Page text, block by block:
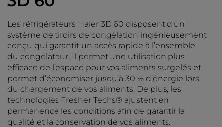
Les réfrigérateurs Haier 3D 60 disposent d’un
système de tiroirs de congélation ingénieusement
conçu qui garantit un accès rapide à l’ensemble
du congélateur. Il permet une utilisation plus
efficace de l’espace pour vos aliments surgelés et
permet d’économiser jusqu’à 30 % d’énergie lors
du chargement de vos aliments. De plus, les
technologies Fresher Techs® ajustent en
permanence les conditions afin de garantir la
qualité et la conservation de vos aliments.